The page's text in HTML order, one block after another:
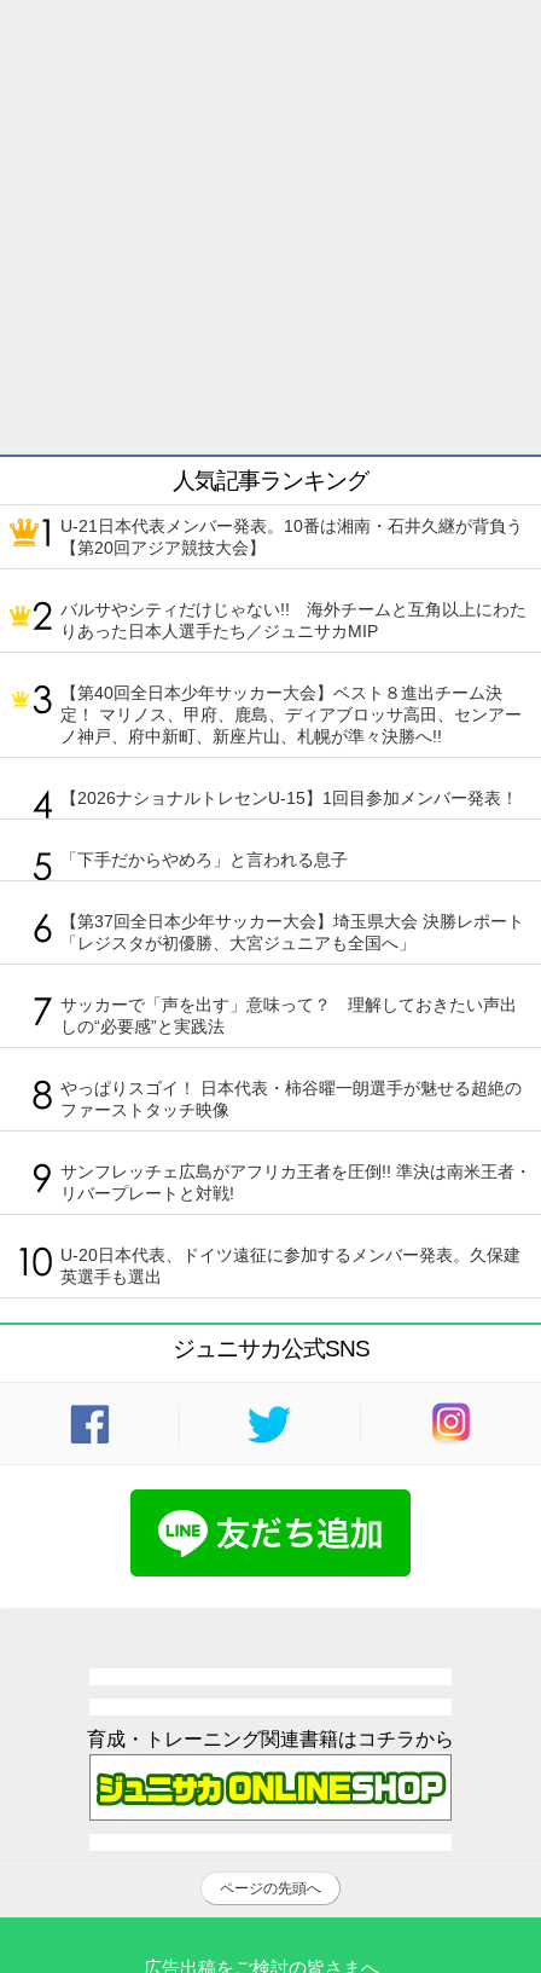
人気記事ランキング
U-21日本代表メンバー発表。10番は湘南・石井久継が背負う
【第20回アジア競技大会】
バルサやシティだけじゃない!! 海外チームと互角以上にわた
りあった日本人選手たち／ジュニサカMIP
【第40回全日本少年サッカー大会】ベスト８進出チーム決
定！ マリノス、甲府、鹿島、ディアブロッサ高田、センアー
ノ神戸、府中新町、新座片山、札幌が準々決勝へ!!
【2026ナショナルトレセンU-15】1回目参加メンバー発表！
「下手だからやめろ」と言われる息子
【第37回全日本少年サッカー大会】埼玉県大会 決勝レポート
「レジスタが初優勝、大宮ジュニアも全国へ」
サッカーで「声を出す」意味って？ 理解しておきたい声出
しの“必要感”と実践法
やっぱりスゴイ！ 日本代表・柿谷曜一朗選手が魅せる超絶の
ファーストタッチ映像
サンフレッチェ広島がアフリカ王者を圧倒!! 準決は南米王者・
リバープレートと対戦!
U-20日本代表、ドイツ遠征に参加するメンバー発表。久保建
英選手も選出
ジュニサカ公式SNS
育成・トレーニング関連書籍はコチラから
ページの先頭へ
広告出稿をご検討の皆さまへ